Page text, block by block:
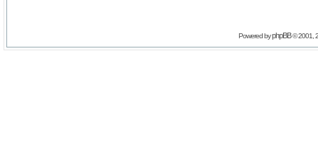
Powered byphpBB© 2001,